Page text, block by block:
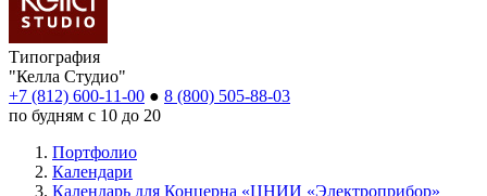
Типография
"Келла Студио"
+7 (812) 600-11-00 ● 8 (800) 505-88-03
по будням с 10 до 20
Портфолио
Календари
Календарь для Концерна «ЦНИИ «Электроприбор»